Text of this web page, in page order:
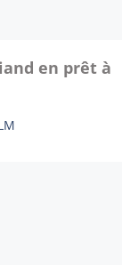
en prêt à